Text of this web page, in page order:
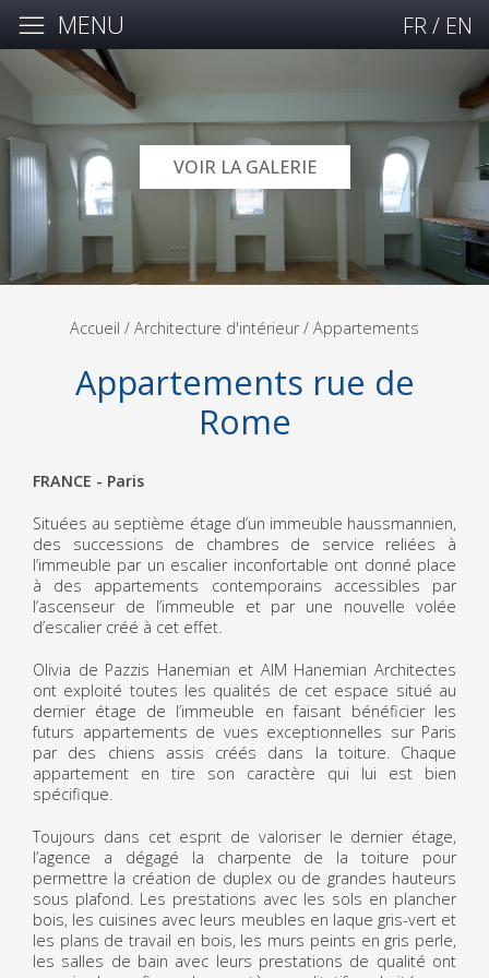
FR/ EN
MENU
VOIR LA GALERIE
Accueil / Architecture d'intérieur / Appartements
Appartements rue de
Rome
FRANCE - Paris
Situées au septième étage d’un immeuble haussmannien,
des successions de chambres de service reliées à
l’immeuble par un escalier inconfortable ont donné place
à des appartements contemporains accessibles par
l’ascenseur de l’immeuble et par une nouvelle volée
d’escalier créé à cet effet.
Olivia de Pazzis Hanemian et AIM Hanemian Architectes
ont exploité toutes les qualités de cet espace situé au
dernier étage de l’immeuble en faisant bénéficier les
futurs appartements de vues exceptionnelles sur Paris
par des chiens assis créés dans la toiture. Chaque
appartement en tire son caractère qui lui est bien
spécifique.
Toujours dans cet esprit de valoriser le dernier étage,
l’agence a dégagé la charpente de la toiture pour
permettre la création de duplex ou de grandes hauteurs
sous plafond. Les prestations avec les sols en plancher
bois, les cuisines avec leurs meubles en laque gris-vert et
les plans de travail en bois, les murs peints en gris perle,
les salles de bain avec leurs prestations de qualité ont